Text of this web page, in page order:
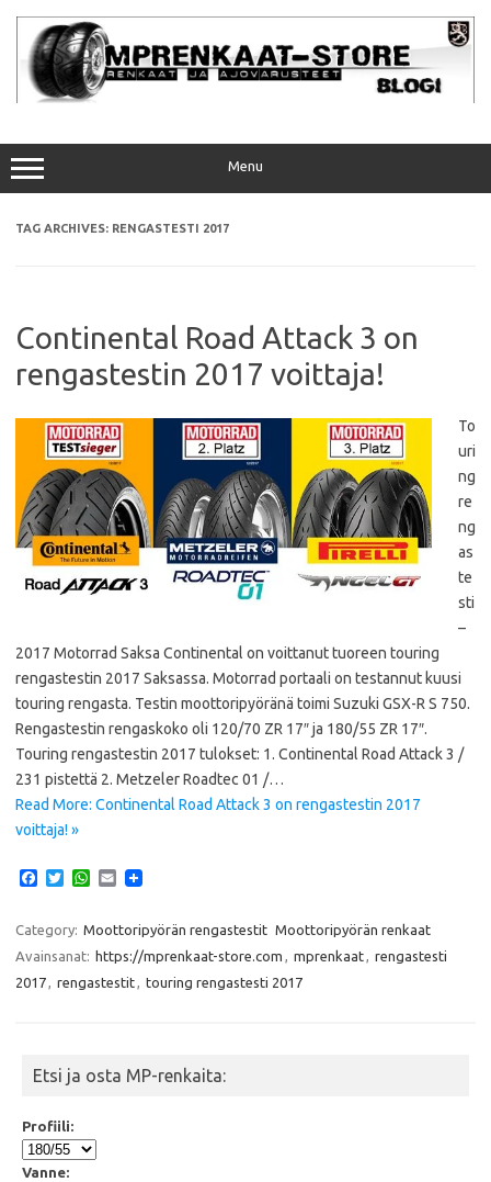
content
Menu
TAG ARCHIVES: RENGASTESTI 2017
Continental Road Attack 3 on
rengastestin 2017 voittaja!
To
uri
ng
re
ng
as
te
sti
–
2017 Motorrad Saksa Continental on voittanut tuoreen touring
rengastestin 2017 Saksassa. Motorrad portaali on testannut kuusi
touring rengasta. Testin moottoripyöränä toimi Suzuki GSX-R S 750.
Rengastestin rengaskoko oli 120/70 ZR 17″ ja 180/55 ZR 17″.
Touring rengastestin 2017 tulokset: 1. Continental Road Attack 3 /
231 pistettä 2. Metzeler Roadtec 01 /…
Read More: Continental Road Attack 3 on rengastestin 2017
voittaja! »
e
b
o
o
T
t
e
r
W
t
s
A
p
E
i
Category: Moottoripyörän rengastestit Moottoripyörän renkaat
Avainsanat: https://mprenkaat-store.com , mprenkaat, rengastesti
2017, rengastestit, touring rengastesti 2017
Etsi ja osta MP-renkaita:
Profiili:
Vanne: